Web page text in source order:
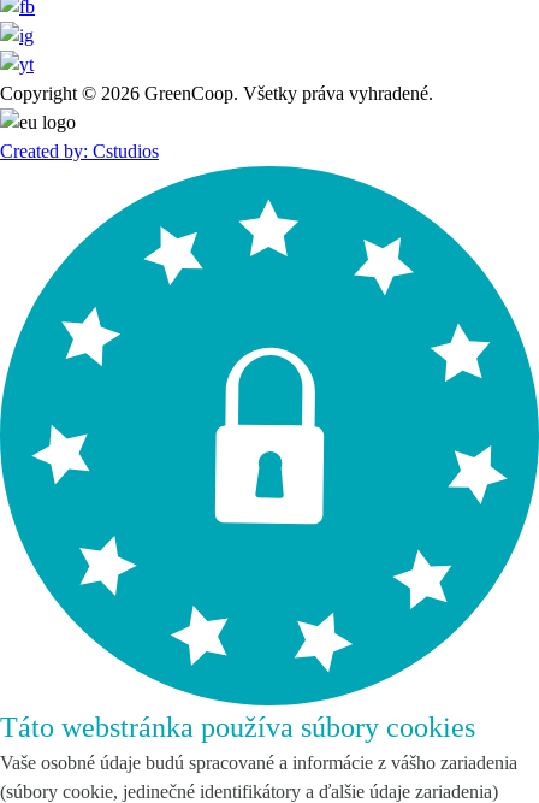
Copyright © 2026 GreenCoop. Všetky práva vyhradené.
Created by: Cstudios
Táto webstránka používa súbory cookies
Vaše osobné údaje budú spracované a informácie z vášho zariadenia
(súbory cookie, jedinečné identifikátory a ďalšie údaje zariadenia)